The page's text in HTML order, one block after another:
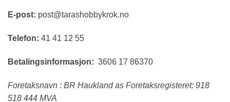
E-post: post@tarashobbykrok.no
Telefon: 41 41 12 55
Betalingsinformasjon: 3606 17 86370
Foretaksnavn : BR Haukland as Foretaksregisteret: 918
518 444 MVA